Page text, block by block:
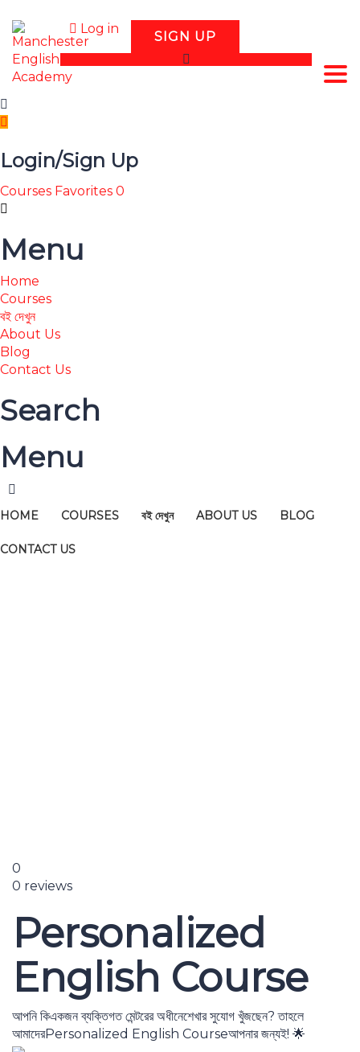
Log in SIGN UP
Login/Sign Up
Courses Favorites 0
Menu
Home
Courses
বই দেখুন
About Us
Blog
Contact Us
Search
Menu
HOME COURSES বই দেখুন ABOUT US BLOG
CONTACT US
0
0 reviews
Personalized
English Course
আপনি কিএকজন ব্যক্তিগত মেন্টরের অধীনেশেখার সুযোগ খুঁজছেন? তাহলে
আমাদেরPersonalized English Courseআপনার জন্যই! 🌟